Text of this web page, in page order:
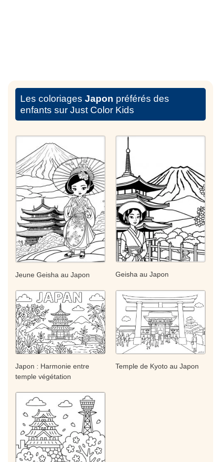
Les coloriages Japon préférés des
enfants sur Just Color Kids
Jeune Geisha au Japon Geisha au Japon
Japon : Harmonie entre
temple végétation
Temple de Kyoto au Japon